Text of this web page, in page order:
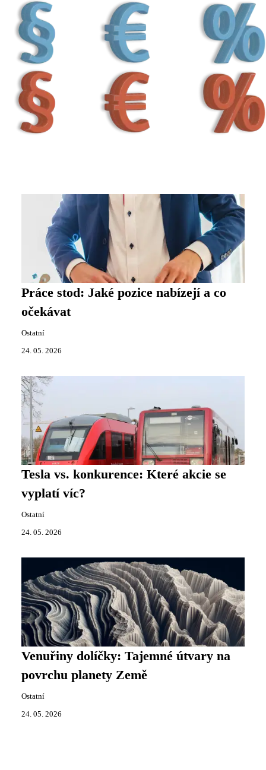
Práce stod: Jaké pozice nabízejí a co
očekávat
Ostatní
24. 05. 2026
Tesla vs. konkurence: Které akcie se
vyplatí víc?
Ostatní
24. 05. 2026
Venuřiny dolíčky: Tajemné útvary na
povrchu planety Země
Ostatní
24. 05. 2026